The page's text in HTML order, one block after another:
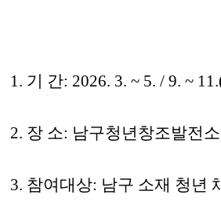
1. 기 간: 2026. 3. ~ 5. / 9. ~
2. 장 소: 남구청년창조발전
3. 참여대상: 남구 소재 청년